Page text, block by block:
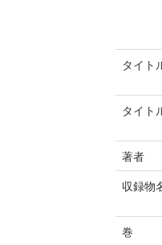
タイト
タイト
著者
収録物
巻